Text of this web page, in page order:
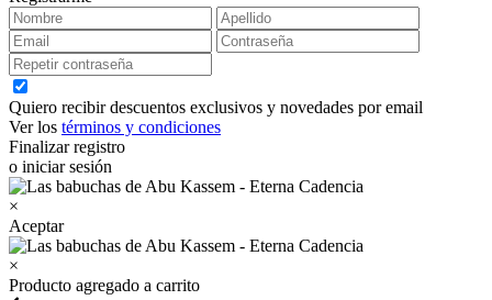
Quiero recibir descuentos exclusivos y novedades por email
Ver los términos y condiciones
Finalizar registro
o iniciar sesión
×
Aceptar
×
Producto agregado a carrito